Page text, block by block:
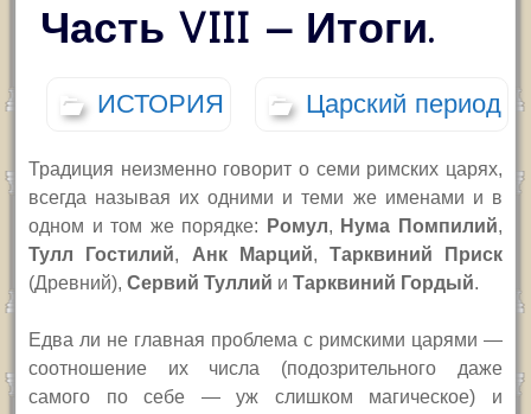
Часть VIII — Итоги.
ИСТОРИЯ Царский период
Традиция неизменно говорит о семи римских царях,
всегда называя их одними и теми же именами и в
одном и том же порядке:
Ромул, Нума Помпилий,
Тулл Гостилий, Анк Марций, Тарквиний Приск
(Древний),Сервий Туллий иТарквиний Гордый.
Едва ли не главная проблема с римскими царями —
соотношение их числа (подозрительного даже
самого по себе — уж слишком магическое) и